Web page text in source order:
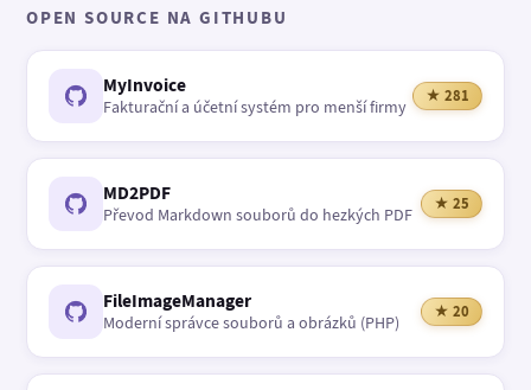
OPEN SOURCE NA GITHUBU
MyInvoice
Fakturační a účetní systém pro menší firmy
★ 281
MD2PDF
Převod Markdown souborů do hezkých PDF
★ 25
FileImageManager
Moderní správce souborů a obrázků (PHP)
★ 20